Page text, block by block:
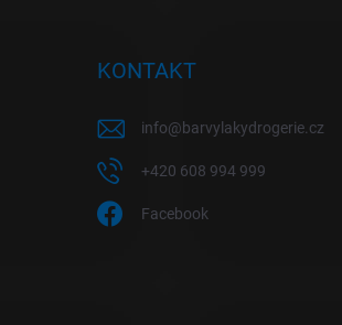
KONTAKT
info@barvylakydrogerie.cz
+420 608 994 999
Facebook